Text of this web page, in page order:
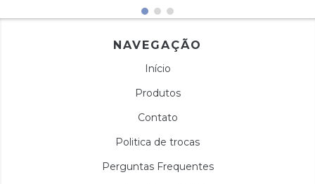
NAVEGAÇÃO
Início
Produtos
Contato
Politica de trocas
Perguntas Frequentes